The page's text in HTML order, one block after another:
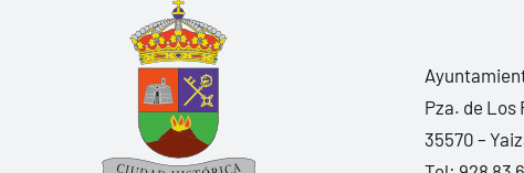
Pza. de Los
35570 –